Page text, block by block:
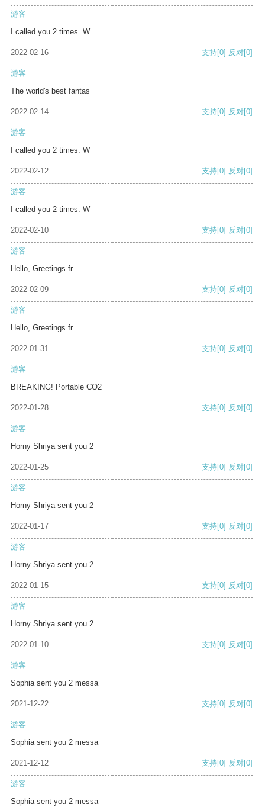
游客
I called you 2 times. W
2022-02-16 支持[0] 反对[0]
游客
The world's best fantas
2022-02-14 支持[0] 反对[0]
游客
I called you 2 times. W
2022-02-12 支持[0] 反对[0]
游客
I called you 2 times. W
2022-02-10 支持[0] 反对[0]
游客
Hello, Greetings fr
2022-02-09 支持[0] 反对[0]
游客
Hello, Greetings fr
2022-01-31 支持[0] 反对[0]
游客
BREAKING! Portable CO2
2022-01-28 支持[0] 反对[0]
游客
Horny Shriya sent you 2
2022-01-25 支持[0] 反对[0]
游客
Horny Shriya sent you 2
2022-01-17 支持[0] 反对[0]
游客
Horny Shriya sent you 2
2022-01-15 支持[0] 反对[0]
游客
Horny Shriya sent you 2
2022-01-10 支持[0] 反对[0]
游客
Sophia sent you 2 messa
2021-12-22 支持[0] 反对[0]
游客
Sophia sent you 2 messa
2021-12-12 支持[0] 反对[0]
游客
Sophia sent you 2 messa